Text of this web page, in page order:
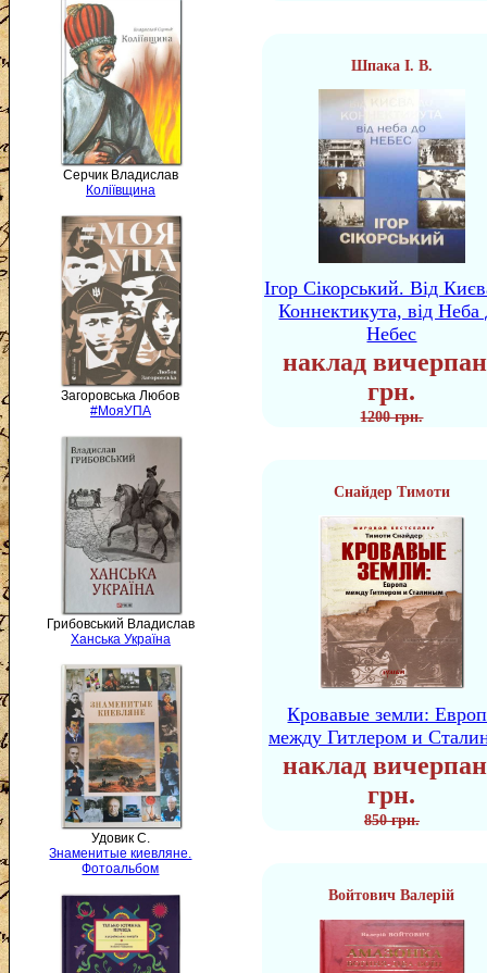
Серчик Владислав
Коліївщина
Загоровська Любов
#МояУПА
Грибовський Владислав
Ханська Україна
Удовик С.
Знаменитые киевляне.
Фотоальбом
Шпака І. В.
Ігор Сікорський. Від
Коннектикута, від Неба
Небес
наклад
грн.
1200 грн.
Снайдер Тимоти
Кровавые земли:
между Гитлером и
наклад
грн.
850 грн.
Войтович Валерій